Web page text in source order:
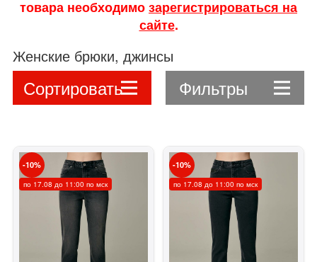
товара необходимозарегистрироваться на
сайте.
Женские брюки, джинсы
Сортировать Фильтры
10
по 17.08 до 11:00 по мск
10
по 17.08 до 11:00 по мск